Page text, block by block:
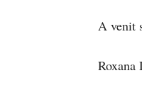
A venit
Roxana